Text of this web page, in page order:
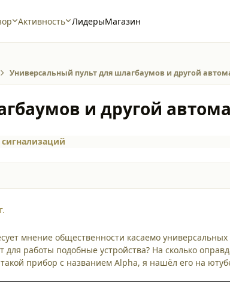
Активность ЛидерыМагазин
Универсальный пульт для шлагбаумов и другой
и другой
мнение общественности касаемо
для работы подобные устройства? На сколько
прибор с названием Alpha, я нашёл его на